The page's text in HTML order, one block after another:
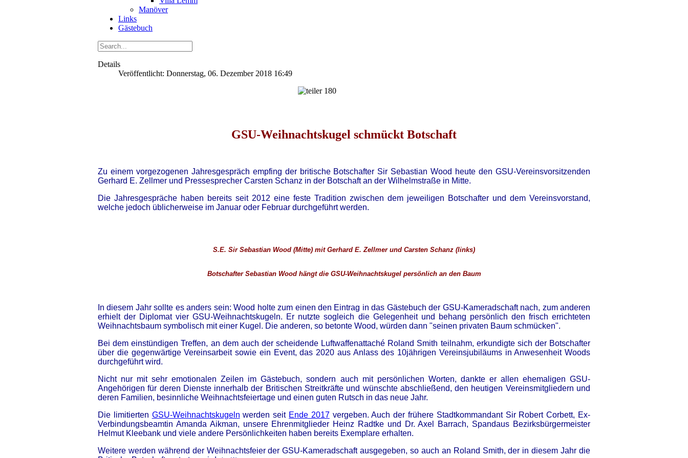
Manöver
Links
Gästebuch
Details
Veröffentlicht: Donnerstag, 06. Dezember 2018 16:49
GSU-Weihnachtskugel schmückt Botschaft
Zu einem vorgezogenen Jahresgespräch empfing der britische Botschafter Sir Sebastian Wood heute den GSU-Vereinsvorsitzenden
Gerhard E. Zellmer und Pressesprecher Carsten Schanz in der Botschaft an der Wilhelmstraße in Mitte.
Die Jahresgespräche haben bereits seit 2012 eine feste Tradition zwischen dem jeweiligen Botschafter und dem Vereinsvorstand,
welche jedoch üblicherweise im Januar oder Februar durchgeführt werden.
S.E. Sir Sebastian Wood (Mitte) mit Gerhard E. Zellmer und Carsten Schanz (links)
Botschafter Sebastian Wood hängt die GSU-Weihnachtskugel persönlich an den Baum
In diesem Jahr sollte es anders sein: Wood holte zum einen den Eintrag in das Gästebuch der GSU-Kameradschaft nach, zum anderen
erhielt der Diplomat vier GSU-Weihnachtskugeln. Er nutzte sogleich die Gelegenheit und behang persönlich den frisch errichteten
Weihnachtsbaum symbolisch mit einer Kugel. Die anderen, so betonte Wood, würden dann "seinen privaten Baum schmücken".
Bei dem einstündigen Treffen, an dem auch der scheidende Luftwaffenattaché Roland Smith teilnahm, erkundigte sich der Botschafter
über die gegenwärtige Vereinsarbeit sowie ein Event, das 2020 aus Anlass des 10jährigen Vereinsjubiläums in Anwesenheit Woods
durchgeführt wird.
Nicht nur mit sehr emotionalen Zeilen im Gästebuch, sondern auch mit persönlichen Worten, dankte er allen ehemaligen GSU-
Angehörigen für deren Dienste innerhalb der Britischen Streitkräfte und wünschte abschließend, den heutigen Vereinsmitgliedern und
deren Familien, besinnliche Weihnachtsfeiertage und einen guten Rutsch in das neue Jahr.
Die limitierten GSU-Weihnachtskugeln werden seit Ende 2017vergeben. Auch der frühere Stadtkommandant Sir Robert Corbett, Ex-
Verbindungsbeamtin Amanda Aikman, unsere Ehrenmitglieder Heinz Radtke und Dr. Axel Barrach, Spandaus Bezirksbürgermeister
Helmut Kleebank und viele andere Persönlichkeiten haben bereits Exemplare erhalten.
Weitere werden während der Weihnachtsfeier der GSU-Kameradschaft ausgegeben, so auch an Roland Smith, der in diesem Jahr die